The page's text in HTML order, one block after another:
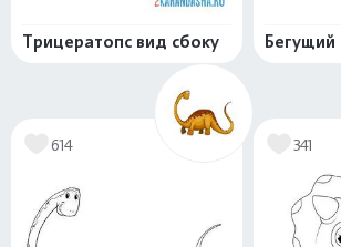
Трицератопс вид сбоку Бегущий
614 341